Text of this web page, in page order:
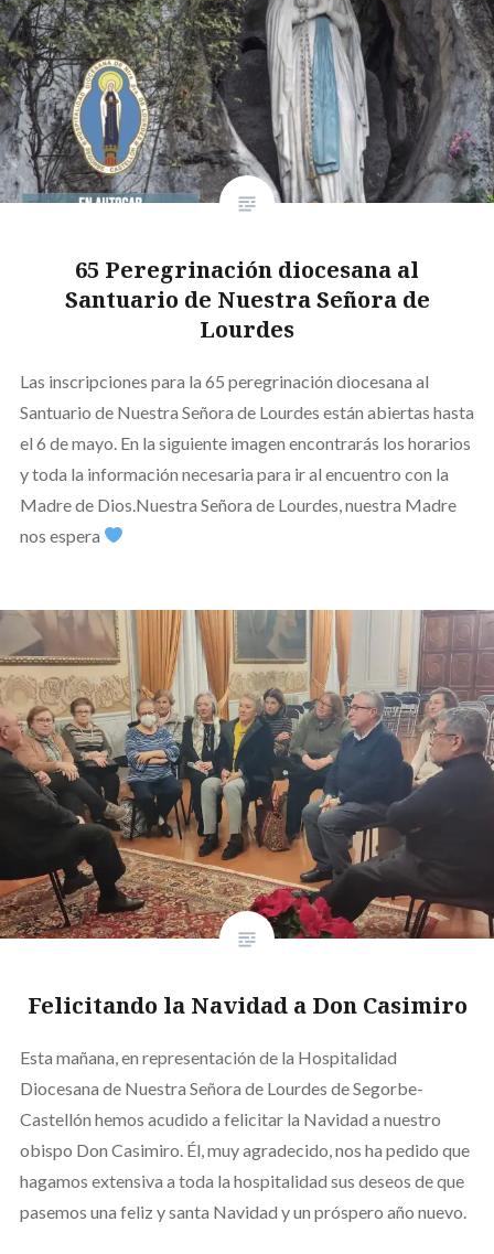
65 Peregrinación diocesana al
Santuario de Nuestra Señora de
Lourdes
Las inscripciones para la 65 peregrinación diocesana al
Santuario de Nuestra Señora de Lourdes están abiertas hasta
el 6 de mayo. En la siguiente imagen encontrarás los horarios
y toda la información necesaria para ir al encuentro con la
Madre de Dios.Nuestra Señora de Lourdes, nuestra Madre
nos espera
Felicitando la Navidad a Don Casimiro
Esta mañana, en representación de la Hospitalidad
Diocesana de Nuestra Señora de Lourdes de Segorbe-
Castellón hemos acudido a felicitar la Navidad a nuestro
obispo Don Casimiro. Él, muy agradecido, nos ha pedido que
hagamos extensiva a toda la hospitalidad sus deseos de que
pasemos una feliz y santa Navidad y un próspero año nuevo.